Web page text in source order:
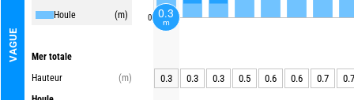
VAGUE
Houle
(m)
Mer totale
Hauteur
(m)
0
0.3 0.3 0.3 0.5 0.6 0.6 0.7 0.7
0.3
m